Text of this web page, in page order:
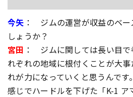
今矢 ： ジムの運営が収益のベー
しょうか？
宮田 ： ジムに関しては長い目で
れぞれの地域に根付くことが大
れが力になっていくと思うんで
感じでハードルを下げた「K-1 ア